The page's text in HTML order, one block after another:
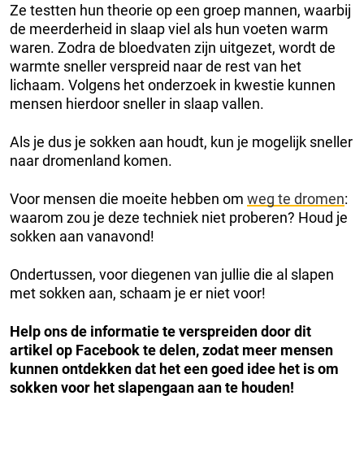
Ze testten hun theorie op een groep mannen, waarbij
de meerderheid in slaap viel als hun voeten warm
waren. Zodra de bloedvaten zijn uitgezet, wordt de
warmte sneller verspreid naar de rest van het
lichaam. Volgens het onderzoek in kwestie kunnen
mensen hierdoor sneller in slaap vallen.
Als je dus je sokken aan houdt, kun je mogelijk sneller
naar dromenland komen.
Voor mensen die moeite hebben om weg te dromen:
waarom zou je deze techniek niet proberen? Houd je
sokken aan vanavond!
Ondertussen, voor diegenen van jullie die al slapen
met sokken aan, schaam je er niet voor!
Help ons de informatie te verspreiden door dit
artikel op Facebook te delen, zodat meer mensen
kunnen ontdekken dat het een goed idee het is om
sokken voor het slapengaan aan te houden!